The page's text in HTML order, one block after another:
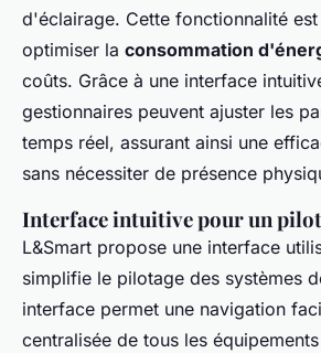
d'éclairage. Cette fonctionnalité
optimiser la consommation
coûts. Grâce à une interface
gestionnaires peuvent ajuster les
temps réel, assurant ainsi une
sans nécessiter de présence
Interface intuitive pour un
L&Smart propose une interface
simplifie le pilotage des systèmes
interface permet une navigation
centralisée de tous les